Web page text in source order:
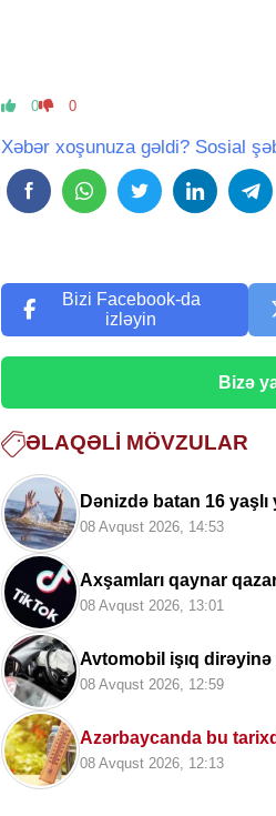
0 0
Xəbər xoşunuza gəldi? Sosial
Bizi Facebook-da
izləyin
Bizə
ƏLAQƏLI MÖVZULAR
Dənizdə batan 16
08 Avqust 2026, 14:53
Axşamları qaynar qazana dönən
olur...
08 Avqust 2026, 13:01
Avtomobil işıq dirəyinə
08 Avqust 2026, 12:59
Azərbaycanda bu
08 Avqust 2026, 12:13